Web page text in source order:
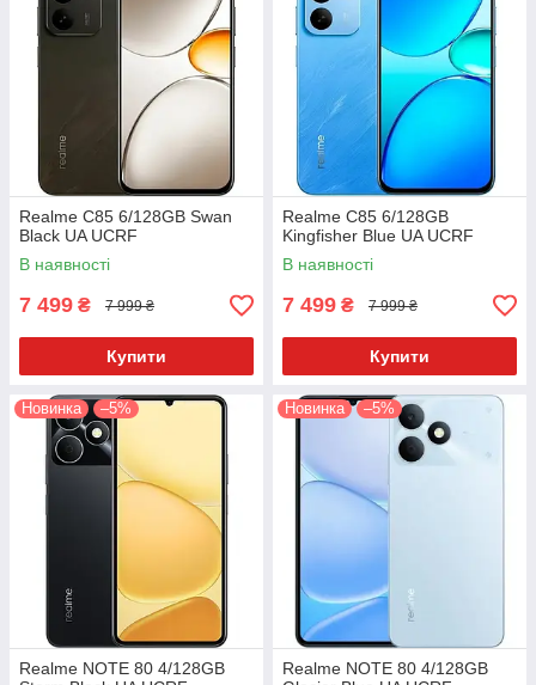
Realme C85 6/128GB Swan
Black UA UCRF
В наявності
7 499 ₴ 7 999 ₴
Купити
Realme C85 6/128GB
Kingfisher Blue UA UCRF
В наявності
7 499 ₴ 7 999 ₴
Купити
Новинка –5%
Realme NOTE 80 4/128GB
Новинка –5%
Realme NOTE 80 4/128GB